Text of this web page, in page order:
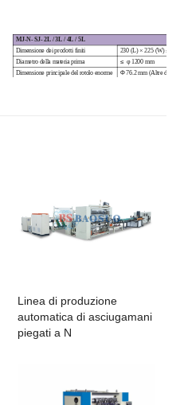
MJ-N-SJ-2L / 3L / 4L / 5L
Dimensione dei prodotti finiti 230 (L) × 225 (W) ± 2
Diametro della materia prima ≤ φ 1200 mm
Dimensione principale del rotolo enorme
Φ 76.2 mm (Altre
Linea di produzione
automatica di asciugamani
piegati a N